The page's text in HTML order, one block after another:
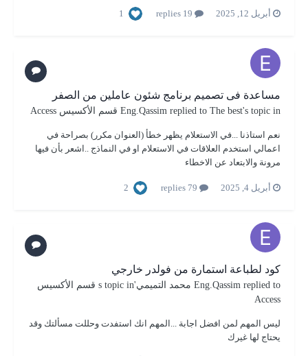
أبريل 12, 2025 1
مساعدة فى تصميم برنامج شئون عاملين من الصفر
Eng.Qassim replied to The best's topic in قسم الأكسيس Access
نعم استاذنا ...في الاستعلام يظهر خطأ (العنوان مكرر) بصراحة في
اعمالي استخدم العلاقات في الاستعلام او في النماذج ..اشعر بأن فيها
مرونة والابتعاد عن الاخطاء
أبريل 4, 2025 2
كود لطباعة استمارة من فولدر خارجي
Eng.Qassim replied to محمد التميمي's topic in
قسم الأكسيس
Access
ليس المهم لمن افضل اجابة ...المهم انك استفدت وحللت مسألتك وقد
يحتاج لها غيرك